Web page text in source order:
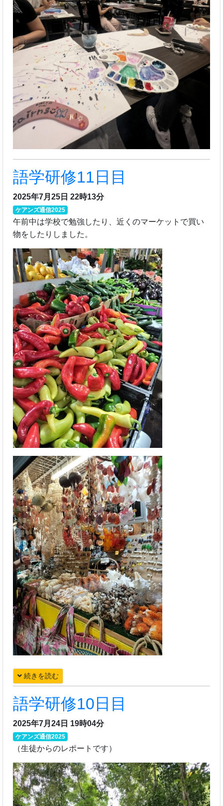
語学研修11日目
2025年7月25日 22時13分
ケアンズ通信2025
午前中は学校で勉強したり、近くのマーケットで買い
物をしたりしました。
続きを読む
語学研修10日目
2025年7月24日 19時04分
ケアンズ通信2025
（生徒からのレポートです）